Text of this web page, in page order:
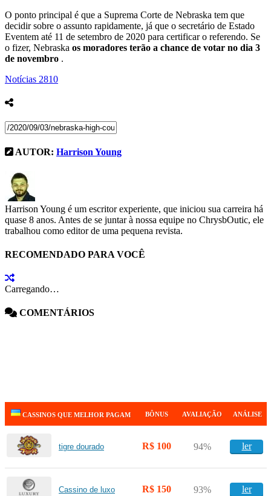
O ponto principal é que a Suprema Corte de Nebraska tem que
decidir sobre o assunto rapidamente, já que o secretário de Estado
Eventem até 11 de setembro de 2020 para certificar o referendo. Se
o fizer, Nebraska os moradores terão a chance de votar no dia 3
de novembro .
Notícias 2810
AUTOR: Harrison Young
Harrison Young é um escritor experiente, que iniciou sua carreira há
quase 8 anos. Antes de se juntar à nossa equipe no ChrysbOutic, ele
trabalhou como editor de uma pequena revista.
RECOMENDADO PARA VOCÊ
Carregando…
COMENTÁRIOS
CASSINOS QUE MELHOR PAGAM BÔNUS AVALIAÇÃO ANÁLISE
tigre dourado R$ 100 94% ler
Cassino de luxo R$ 150 93% ler